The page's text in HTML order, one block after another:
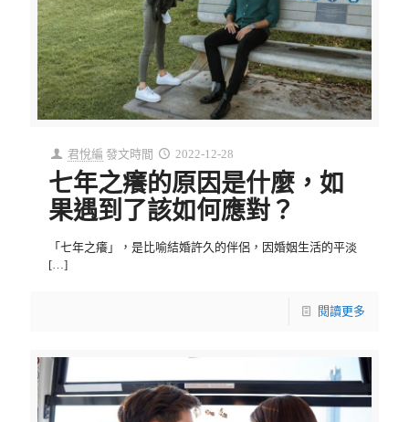
君悅編 發文時間 2022-12-28
七年之癢的原因是什麼，如
果遇到了該如何應對？
「七年之癢」，是比喻結婚許久的伴侶，因婚姻生活的平淡
[…]
閱讀更多